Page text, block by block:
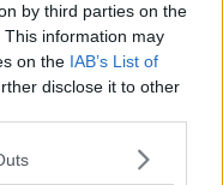
by third parties on the
This information may
on the IAB’s List of
disclose it to other
Toscana iscriviti alla